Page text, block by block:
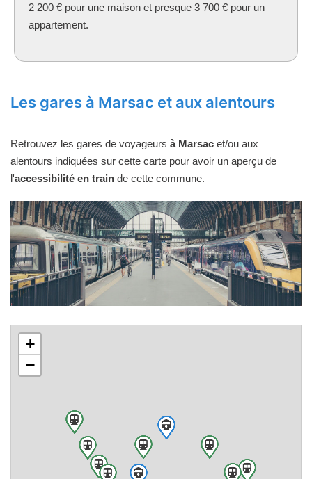
2 200 € pour une maison et presque 3 700 € pour un
appartement.
Les gares à Marsac et aux alentours
Retrouvez les gares de voyageurs à Marsac et/ou aux
alentours indiquées sur cette carte pour avoir un aperçu de
l'accessibilité en train de cette commune.
+
−